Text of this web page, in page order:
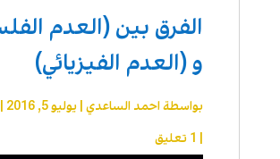
الفرق بين (العدم
و (العدم الفيزيائي)
بواسطةاحمد الساعدي| يوليو 5, 2016
1 تعليق